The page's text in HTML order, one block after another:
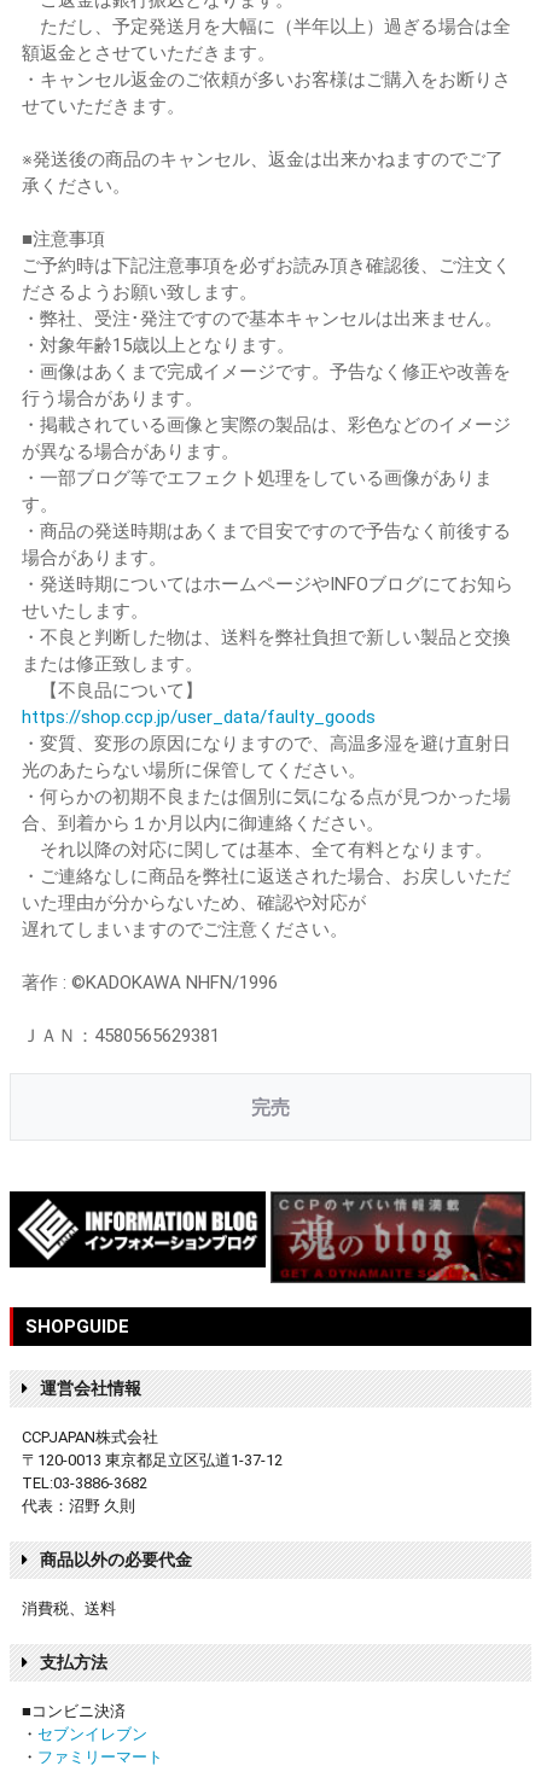
ただし、予定発送月を大幅に（半年以上）過ぎる場合は全
額返金とさせていただきます。
・キャンセル返金のご依頼が多いお客様はご購入をお断りさ
せていただきます。
※発送後の商品のキャンセル、返金は出来かねますのでご了
承ください。
■注意事項
ご予約時は下記注意事項を必ずお読み頂き確認後、ご注文く
ださるようお願い致します。
・弊社、受注･発注ですので基本キャンセルは出来ません。
・対象年齢15歳以上となります。
・画像はあくまで完成イメージです。予告なく修正や改善を
行う場合があります。
・掲載されている画像と実際の製品は、彩色などのイメージ
が異なる場合があります。
・一部ブログ等でエフェクト処理をしている画像がありま
す。
・商品の発送時期はあくまで目安ですので予告なく前後する
場合があります。
・発送時期についてはホームページやINFOブログにてお知ら
せいたします。
・不良と判断した物は、送料を弊社負担で新しい製品と交換
または修正致します。
【不良品について】
https://shop.ccp.jp/user_data/faulty_goods
・変質、変形の原因になりますので、高温多湿を避け直射日
光のあたらない場所に保管してください。
・何らかの初期不良または個別に気になる点が見つかった場
合、到着から１か月以内に御連絡ください。
それ以降の対応に関しては基本、全て有料となります。
・ご連絡なしに商品を弊社に返送された場合、お戻しいただ
いた理由が分からないため、確認や対応が
遅れてしまいますのでご注意ください。
著作 : ©KADOKAWA NHFN/1996
ＪＡＮ：4580565629381
完売
SHOPGUIDE
運営会社情報
CCPJAPAN株式会社
〒120-0013 東京都足立区弘道1-37-12
TEL:03-3886-3682
代表：沼野 久則
商品以外の必要代金
消費税、送料
支払方法
■コンビニ決済
・ セブンイレブン
・ ファミリーマート